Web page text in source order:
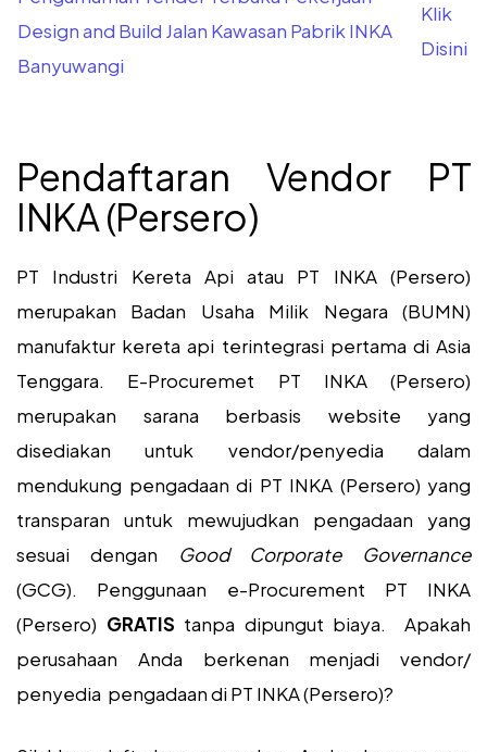
Design and Build Jalan Kawasan Pabrik INKA
Banyuwangi
Klik
Disini
Pendaftaran Vendor PT
INKA (Persero)
PT Industri Kereta Api atau PT INKA (Persero)
merupakan Badan Usaha Milik Negara (BUMN)
manufaktur kereta api terintegrasi pertama di Asia
Tenggara. E-Procuremet PT INKA (Persero)
merupakan sarana berbasis website yang
disediakan untuk vendor/penyedia dalam
mendukung pengadaan di PT INKA (Persero) yang
transparan untuk mewujudkan pengadaan yang
sesuai dengan
Good Corporate Governance
(GCG). Penggunaan e-Procurement PT INKA
(Persero) GRATIS tanpa dipungut biaya. Apakah
perusahaan Anda berkenan menjadi vendor/
penyedia pengadaan di PT INKA (Persero)?